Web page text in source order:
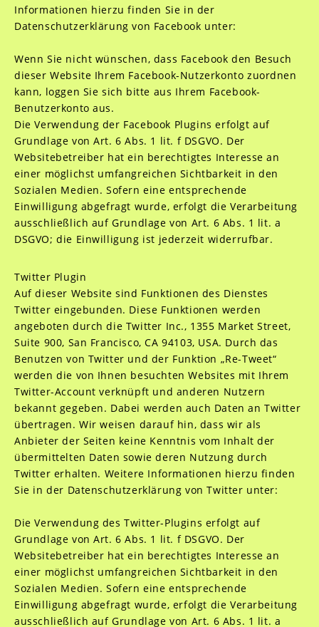
Informationen hierzu finden Sie in der
Datenschutzerklärung von Facebook unter:
Wenn Sie nicht wünschen, dass Facebook den Besuch
dieser Website Ihrem Facebook-Nutzerkonto zuordnen
kann, loggen Sie sich bitte aus Ihrem Facebook-
Benutzerkonto aus.
Die Verwendung der Facebook Plugins erfolgt auf
Grundlage von Art. 6 Abs. 1 lit. f DSGVO. Der
Websitebetreiber hat ein berechtigtes Interesse an
einer möglichst umfangreichen Sichtbarkeit in den
Sozialen Medien. Sofern eine entsprechende
Einwilligung abgefragt wurde, erfolgt die Verarbeitung
ausschließlich auf Grundlage von Art. 6 Abs. 1 lit. a
DSGVO; die Einwilligung ist jederzeit widerrufbar.
Twitter Plugin
Auf dieser Website sind Funktionen des Dienstes
Twitter eingebunden. Diese Funktionen werden
angeboten durch die Twitter Inc., 1355 Market Street,
Suite 900, San Francisco, CA 94103, USA. Durch das
Benutzen von Twitter und der Funktion „Re-Tweet“
werden die von Ihnen besuchten Websites mit Ihrem
Twitter-Account verknüpft und anderen Nutzern
bekannt gegeben. Dabei werden auch Daten an Twitter
übertragen. Wir weisen darauf hin, dass wir als
Anbieter der Seiten keine Kenntnis vom Inhalt der
übermittelten Daten sowie deren Nutzung durch
Twitter erhalten. Weitere Informationen hierzu finden
Sie in der Datenschutzerklärung von Twitter unter:
Die Verwendung des Twitter-Plugins erfolgt auf
Grundlage von Art. 6 Abs. 1 lit. f DSGVO. Der
Websitebetreiber hat ein berechtigtes Interesse an
einer möglichst umfangreichen Sichtbarkeit in den
Sozialen Medien. Sofern eine entsprechende
Einwilligung abgefragt wurde, erfolgt die Verarbeitung
ausschließlich auf Grundlage von Art. 6 Abs. 1 lit. a